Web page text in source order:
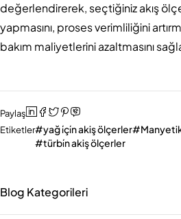
değerlendirerek, seçtiğiniz akış
yapmasını, proses verimliliğini
bakım maliyetlerini azaltmasını
Paylaş
Etiketler
yağ i̇çi̇n akiş ölçerler
türbi̇n akiş ölçerler
Blog Kategorileri